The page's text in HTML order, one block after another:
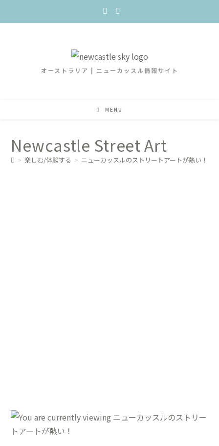
オーストラリア | ニューカッスル情報サイト
MENU
Newcastle Street Art
> 楽しむ/体験する > ニューカッスルのストリートアートが熱い！